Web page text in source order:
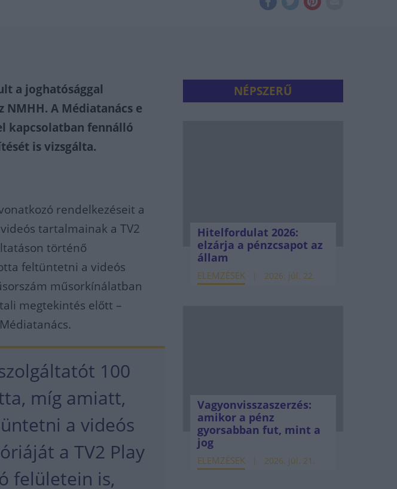
a joghatósággal
A Médiatanács e
kapcsolatban fennálló
is vizsgálta.
rendelkezéseit a
tartalmainak a TV2
történő
feltüntetni a videós
műsorkínálatban
megtekintés előtt –
100
míg amiatt,
a videós
a TV2 Play
felületein is,
NÉPSZERŰ
Hitelfordulat 2026:
elzárja a pénzcsapot az
állam
ELEMZÉSEK 2026. júl. 22.
Vagyonvisszaszerzés:
amikor a pénz
gyorsabban fut, mint a
jog
ELEMZÉSEK 2026. júl. 21.